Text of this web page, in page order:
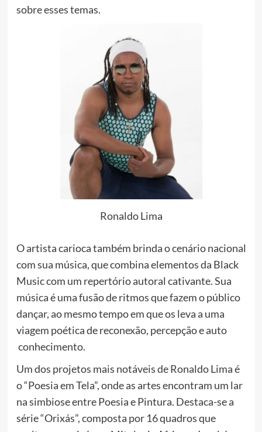
sobre esses temas.
Ronaldo Lima
O artista carioca também brinda o cenário nacional
com sua música, que combina elementos da Black
Music com um repertório autoral cativante. Sua
música é uma fusão de ritmos que fazem o público
dançar, ao mesmo tempo em que os leva a uma
viagem poética de reconexão, percepção e auto
conhecimento.
Um dos projetos mais notáveis de Ronaldo Lima é
o “Poesia em Tela”, onde as artes encontram um lar
na simbiose entre Poesia e Pintura. Destaca-se a
série “Orixás”, composta por 16 quadros que